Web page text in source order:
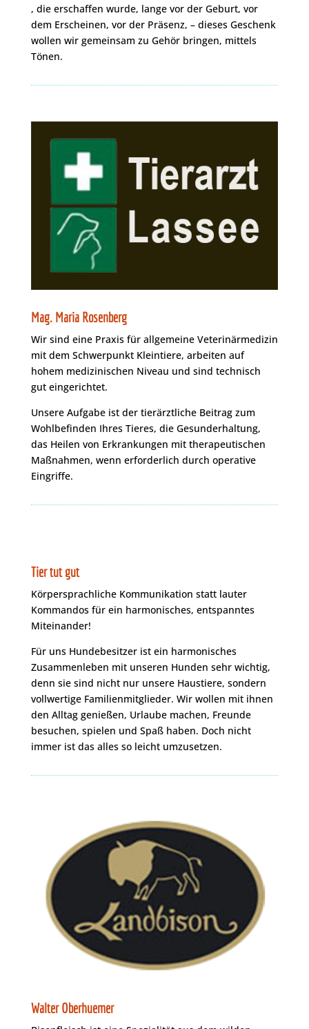
, die erschaffen wurde, lange vor der Geburt, vor
dem Erscheinen, vor der Präsenz, – dieses Geschenk
wollen wir gemeinsam zu Gehör bringen, mittels
Tönen.
Mag. Maria Rosenberg
Wir sind eine Praxis für allgemeine Veterinärmedizin
mit dem Schwerpunkt Kleintiere, arbeiten auf
hohem medizinischen Niveau und sind technisch
gut eingerichtet.
Unsere Aufgabe ist der tierärztliche Beitrag zum
Wohlbefinden Ihres Tieres, die Gesunderhaltung,
das Heilen von Erkrankungen mit therapeutischen
Maßnahmen, wenn erforderlich durch operative
Eingriffe.
Tier tut gut
Körpersprachliche Kommunikation statt lauter
Kommandos für ein harmonisches, entspanntes
Miteinander!
Für uns Hundebesitzer ist ein harmonisches
Zusammenleben mit unseren Hunden sehr wichtig,
denn sie sind nicht nur unsere Haustiere, sondern
vollwertige Familienmitglieder. Wir wollen mit ihnen
den Alltag genießen, Urlaube machen, Freunde
besuchen, spielen und Spaß haben. Doch nicht
immer ist das alles so leicht umzusetzen.
Walter Oberhuemer